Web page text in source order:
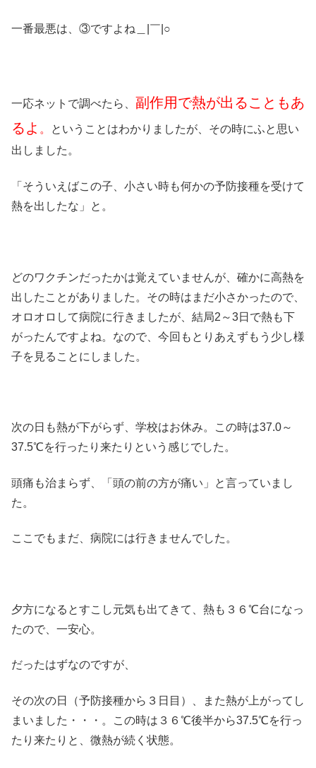
一番最悪は、③ですよね＿|￣|○
一応ネットで調べたら、 副作用で熱が出ることもあ
るよ 。
ということはわかりましたが、その時にふと思い
出しました。
「そういえばこの子、小さい時も何かの予防接種を受けて
熱を出したな」と。
どのワクチンだったかは覚えていませんが、確かに高熱を
出したことがありました。その時はまだ小さかったので、
オロオロして病院に行きましたが、結局2～3日で熱も下
がったんですよね。なので、今回もとりあえずもう少し様
子を見ることにしました。
次の日も熱が下がらず、学校はお休み。この時は37.0～
37.5℃を行ったり来たりという感じでした。
頭痛も治まらず、「頭の前の方が痛い」と言っていまし
た。
ここでもまだ、病院には行きませんでした。
夕方になるとすこし元気も出てきて、熱も３６℃台になっ
たので、一安心。
だったはずなのですが、
その次の日（予防接種から３日目）、また熱が上がってし
まいました・・・。この時は３６℃後半から37.5℃を行っ
たり来たりと、微熱が続く状態。